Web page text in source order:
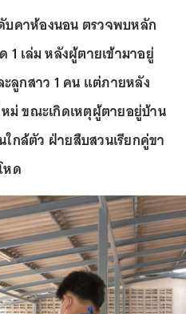
บคาห้องนอน ตรวจพบหลัก
1 เล่ม หลังผู้ตายเข้ามาอยู่
ลูกสาว 1 คน แต่ภายหลัง
ม่ ขณะเกิดเหตุผู้ตายอยู่บ้าน
กล้ตัว ฝ่ายสืบสวนเรียกคู่ขา
หด